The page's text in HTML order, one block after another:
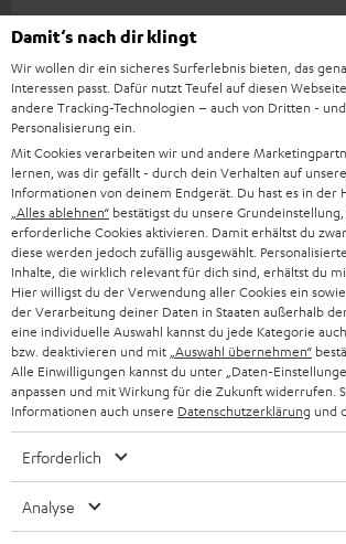
„… ein insgesamt harmonisches
www.konsolenfan.de
09.12.2022
Mehr...
„… überzeugt mit breitem und
Damit‘s nach dir klingt
Wir wollen dir ein sicheres Surferlebnis bieten, das
Interessen passt. Dafür nutzt Teufel auf diesen
andere Tracking-Technologien – auch von Dritten -
Personalisierung ein.
Mit Cookies verarbeiten wir und andere
lernen, was dir gefällt - durch dein Verhalten auf
Informationen von deinem Endgerät. Du hast es in der
„Alles ablehnen“ bestätigst du unsere
erforderliche Cookies aktivieren. Damit erhältst du
diese werden jedoch zufällig ausgewählt.
Inhalte, die wirklich relevant für dich sind, erhältst du
Hier willigst du der Verwendung aller Cookies ein
der Verarbeitung deiner Daten in Staaten außerhalb
eine individuelle Auswahl kannst du jede Kategorie
bzw. deaktivieren und mit „Auswahl übernehmen“
Alle Einwilligungen kannst du unter „Daten-
anpassen und mit Wirkung für die Zukunft widerrufen.
Informationen auch unsere Datenschutzerklärung und
Erforderlich
Analyse